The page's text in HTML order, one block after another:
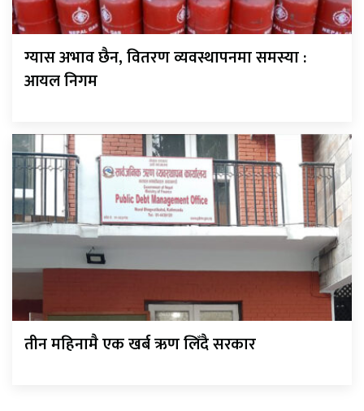
ग्यास अभाव छैन, वितरण व्यवस्थापनमा समस्या :
आयल निगम
तीन महिनामै एक खर्ब ऋण लिँदै सरकार